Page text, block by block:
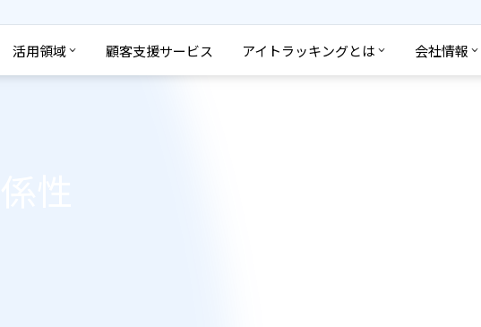
活用領域 顧客支援サービス アイトラッキングとは 会社情報
性